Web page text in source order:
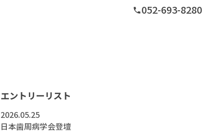
phone052-693-8280
エントリーリスト
2026.05.25
日本歯周病学会登壇